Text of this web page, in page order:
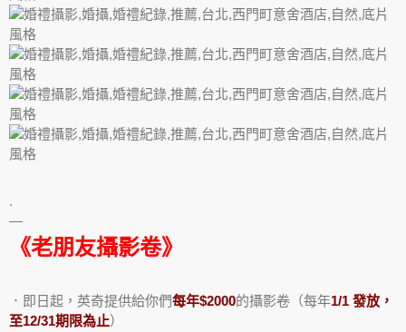
.
—
《老朋友攝影卷》
．即日起，英奇提供給你們每年$2000的攝影卷（每年1/1 發放，
至12/31期限為止）